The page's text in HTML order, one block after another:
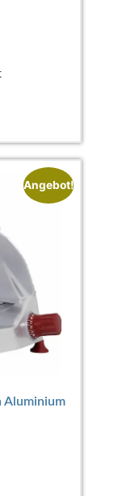
Angebot!
Aluminium